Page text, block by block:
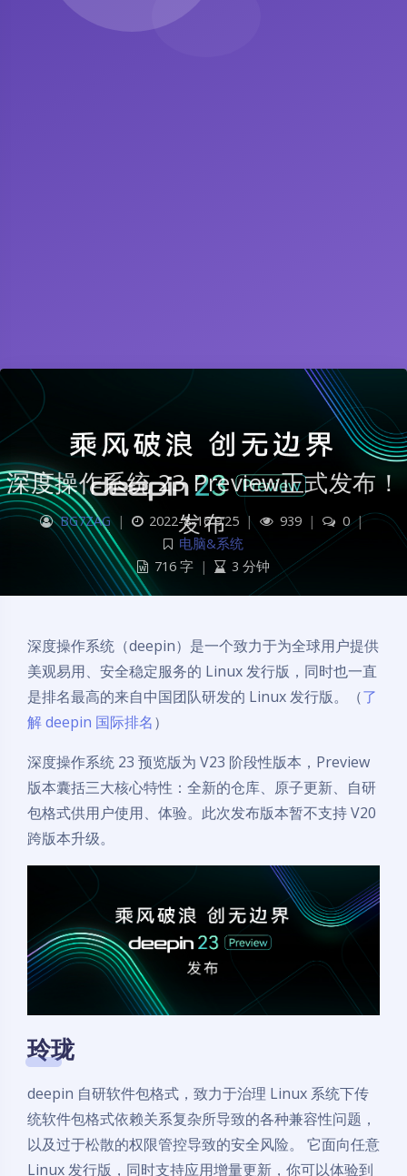
深度操作系统 23 Preview正式发布！
BG7ZAG | 2022-8-16 9:25 | 939 | 0 |
电脑&系统
716 字 | 3 分钟
深度操作系统（deepin）是一个致力于为全球用户提供
美观易用、安全稳定服务的 Linux 发行版，同时也一直
是排名最高的来自中国团队研发的 Linux 发行版。（了
解 deepin 国际排名）
深度操作系统 23 预览版为 V23 阶段性版本，Preview
版本囊括三大核心特性：全新的仓库、原子更新、自研
包格式供用户使用、体验。此次发布版本暂不支持 V20
跨版本升级。
玲珑
deepin 自研软件包格式，致力于治理 Linux 系统下传
统软件包格式依赖关系复杂所导致的各种兼容性问题，
以及过于松散的权限管控导致的安全风险。 它面向任意
Linux 发行版，同时支持应用增量更新，你可以体验到